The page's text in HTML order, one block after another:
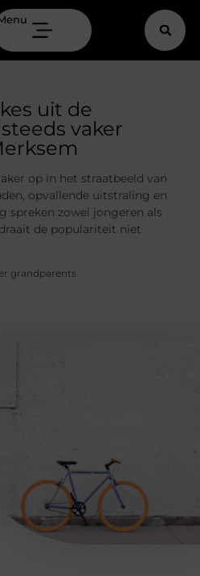
uit de
vaker
op in het straatbeeld van
opvallende uitstraling en
spreken zowel jongeren als
de populariteit niet
grandparents